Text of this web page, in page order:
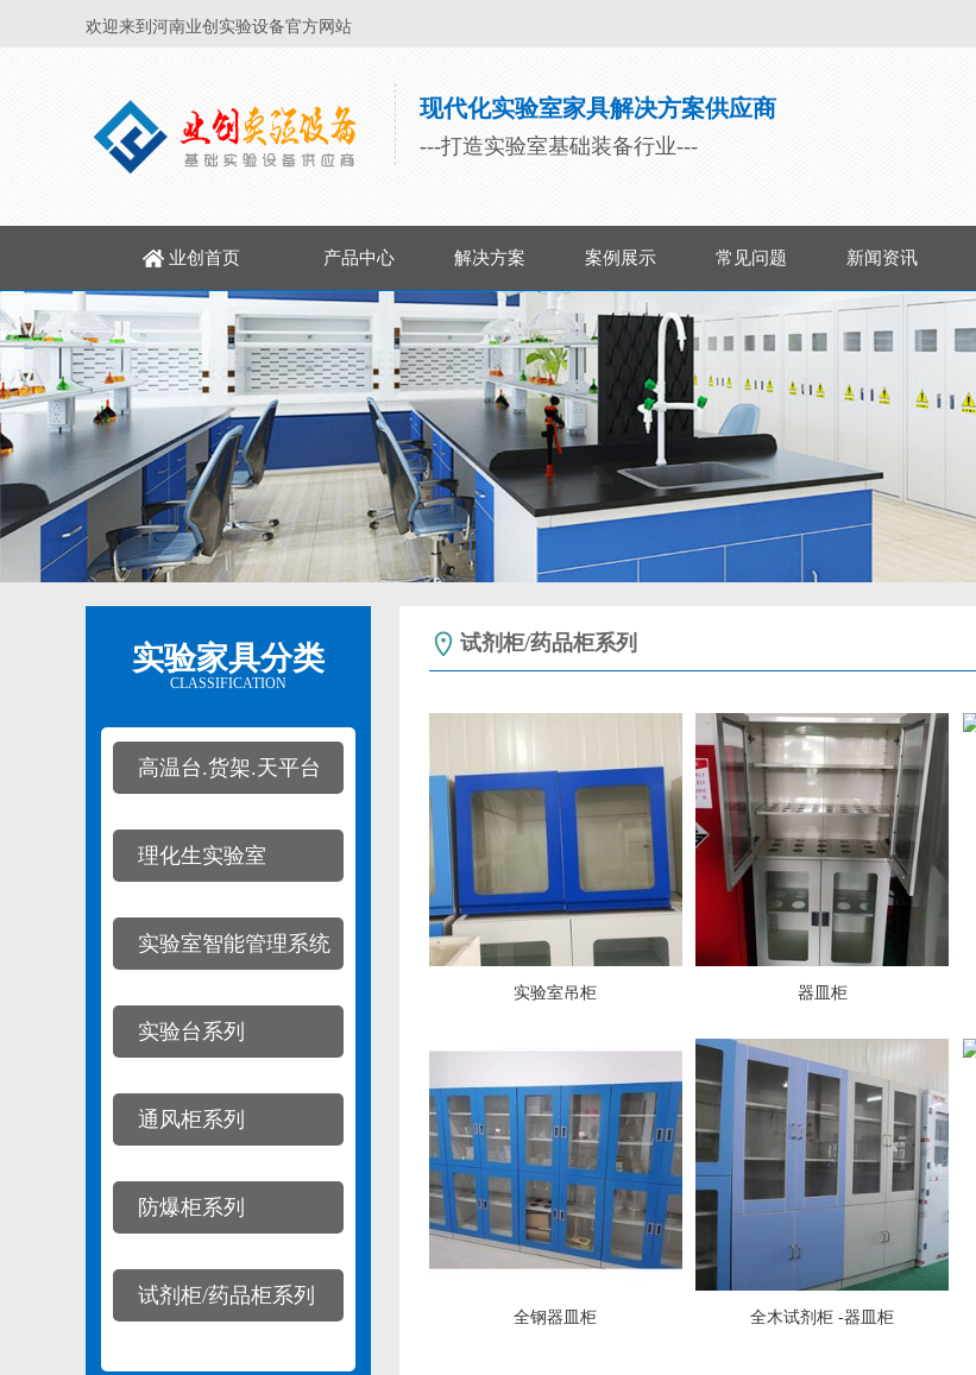
欢迎来到河南业创实验设备官方网站
现代化实验室家具解决方案供应商
---打造实验室基础装备行业---
业创首页 产品中心 解决方案 案例展示 常见问题 新闻资讯
实验家具分类
CLASSIFICATION
高温台.货架.天平台
理化生实验室
实验室智能管理系统
实验台系列
通风柜系列
防爆柜系列
试剂柜/药品柜系列
试剂柜/药品柜系列
实验室吊柜 器皿柜
全钢器皿柜 全木试剂柜 -器皿柜